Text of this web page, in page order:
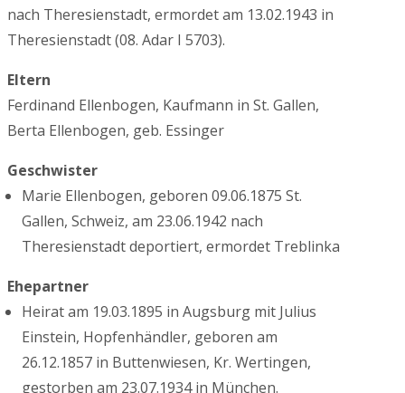
nach Theresienstadt, ermordet am 13.02.1943 in
Theresienstadt (08. Adar I 5703).
Eltern
Ferdinand Ellenbogen, Kaufmann in St. Gallen,
Berta Ellenbogen, geb. Essinger
Geschwister
Marie Ellenbogen, geboren 09.06.1875 St.
Gallen, Schweiz, am 23.06.1942 nach
Theresienstadt deportiert, ermordet Treblinka
Ehepartner
Heirat am 19.03.1895 in Augsburg mit Julius
Einstein, Hopfenhändler, geboren am
26.12.1857 in Buttenwiesen, Kr. Wertingen,
gestorben am 23.07.1934 in München.